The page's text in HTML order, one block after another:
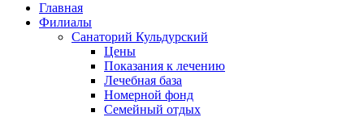
Главная
Филиалы
Санаторий Кульдурский
Цены
Показания к лечению
Лечебная база
Номерной фонд
Семейный отдых